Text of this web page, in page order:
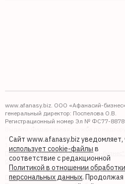
www.afanasy.biz. ООО «Афанасий-
генеральный директор: Поспелова О.В.
Регистрационный номер Эл № ФС77-
Выдано: Федеральная служба по надзору
информационных технологий и
Правопреемником АО "Афанасий-
бизнес"
Политика обработки файлов cookie
Сайт www.afanasy.biz уведомляет,
использует cookie-файлы в
соответствие с редакционной
Политикой в отношении обработки
персональных данных. Продолжая